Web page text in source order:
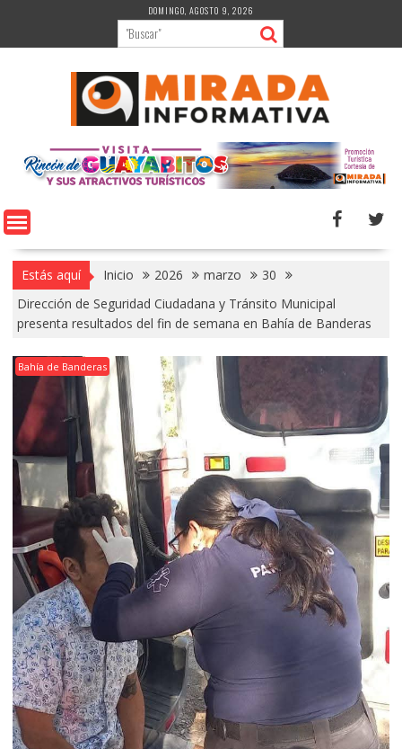
contenido
DOMINGO, AGOSTO 9, 2026
Estás aquí Inicio 2026 marzo
30
Dirección de Seguridad Ciudadana y Tránsito Municipal
presenta resultados del fin de semana en Bahía de Banderas
Bahía de Banderas